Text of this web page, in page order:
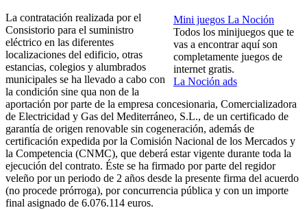
Mini juegos La Noción
Todos los minijuegos que te
vas a encontrar aquí son
completamente juegos de
internet gratis.
La Noción ads
La contratación realizada por el
Consistorio para el suministro
eléctrico en las diferentes
localizaciones del edificio, otras
estancias, colegios y alumbrados
municipales se ha llevado a cabo con
la condición sine qua non de la
aportación por parte de la empresa concesionaria, Comercializadora
de Electricidad y Gas del Mediterráneo, S.L., de un certificado de
garantía de origen renovable sin cogeneración, además de
certificación expedida por la Comisión Nacional de los Mercados y
la Competencia (CNMC), que deberá estar vigente durante toda la
ejecución del contrato. Éste se ha firmado por parte del regidor
veleño por un periodo de 2 años desde la presente firma del acuerdo
(no procede prórroga), por concurrencia pública y con un importe
final asignado de 6.076.114 euros.